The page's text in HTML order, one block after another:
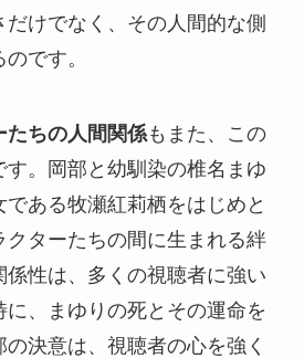
だけでなく、その人間的な側
です。
たちの人間関係もまた、この
。岡部と幼馴染の椎名まゆ
である牧瀬紅莉栖をはじめと
クターたちの間に生まれる絆
性は、多くの視聴者に強い
、まゆりの死とその運命を
決意は、視聴者の心を強く